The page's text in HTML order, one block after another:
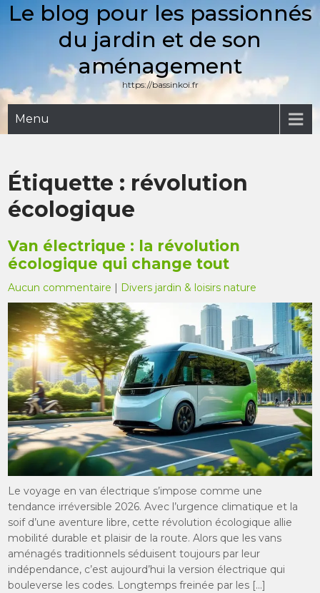
SkipLe blog pour les passionnés
du jardin et de son
aménagement
https://bassinkoi.fr
Menu
Étiquette : révolution
écologique
Van électrique : la révolution
écologique qui change tout
Aucun commentaire | Divers jardin & loisirs nature
Le voyage en van électrique s’impose comme une
tendance irréversible 2026. Avec l’urgence climatique et la
soif d’une aventure libre, cette révolution écologique allie
mobilité durable et plaisir de la route. Alors que les vans
aménagés traditionnels séduisent toujours par leur
indépendance, c’est aujourd’hui la version électrique qui
bouleverse les codes. Longtemps freinée par les […]